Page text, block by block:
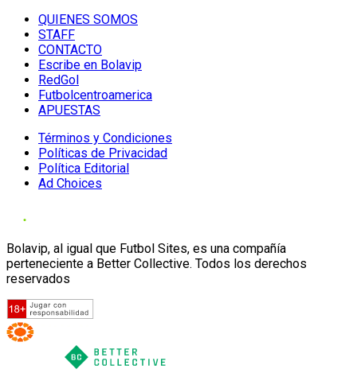
QUIENES SOMOS
STAFF
CONTACTO
Escribe en Bolavip
RedGol
Futbolcentroamerica
APUESTAS
Términos y Condiciones
Políticas de Privacidad
Política Editorial
Ad Choices
Bolavip, al igual que Futbol Sites, es una compañía
perteneciente a Better Collective. Todos los derechos
reservados